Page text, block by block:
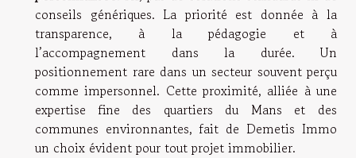
conseils génériques. La priorité est donnée à la
transparence, à la pédagogie et à
l’accompagnement dans la durée. Un
positionnement rare dans un secteur souvent perçu
comme impersonnel. Cette proximité, alliée à une
expertise fine des quartiers du Mans et des
communes environnantes, fait de Demetis Immo
un choix évident pour tout projet immobilier.